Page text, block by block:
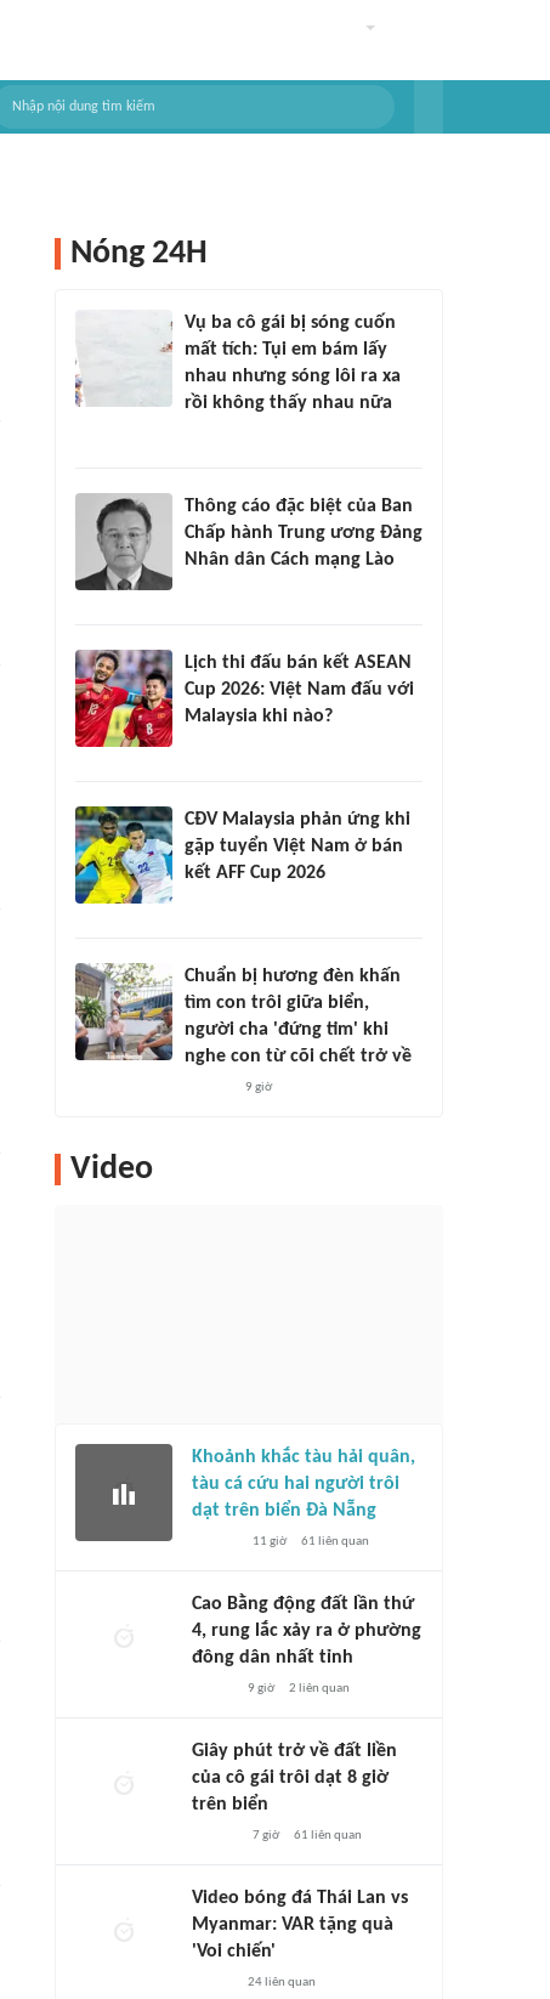
Nóng 24H
Vụ ba cô gái bị sóng cuốn
mất tích: Tụi em bám lấy
nhau nhưng sóng lôi ra xa
rồi không thấy nhau nữa
Thông cáo đặc biệt của Ban
Chấp hành Trung ương Đảng
Nhân dân Cách mạng Lào
Lịch thi đấu bán kết ASEAN
Cup 2026: Việt Nam đấu với
Malaysia khi nào?
CĐV Malaysia phản ứng khi
gặp tuyển Việt Nam ở bán
kết AFF Cup 2026
Chuẩn bị hương đèn khấn
tìm con trôi giữa biển,
người cha 'đứng tim' khi
nghe con từ cõi chết trở về
9 giờ
Video
Khoảnh khắc tàu hải quân,
tàu cá cứu hai người trôi
dạt trên biển Đà Nẵng
11 giờ 61 liên quan
Cao Bằng động đất lần thứ
4, rung lắc xảy ra ở phường
đông dân nhất tỉnh
9 giờ 2 liên quan
Giây phút trở về đất liền
của cô gái trôi dạt 8 giờ
trên biển
7 giờ 61 liên quan
Video bóng đá Thái Lan vs
Myanmar: VAR tặng quà
'Voi chiến'
24liên quan